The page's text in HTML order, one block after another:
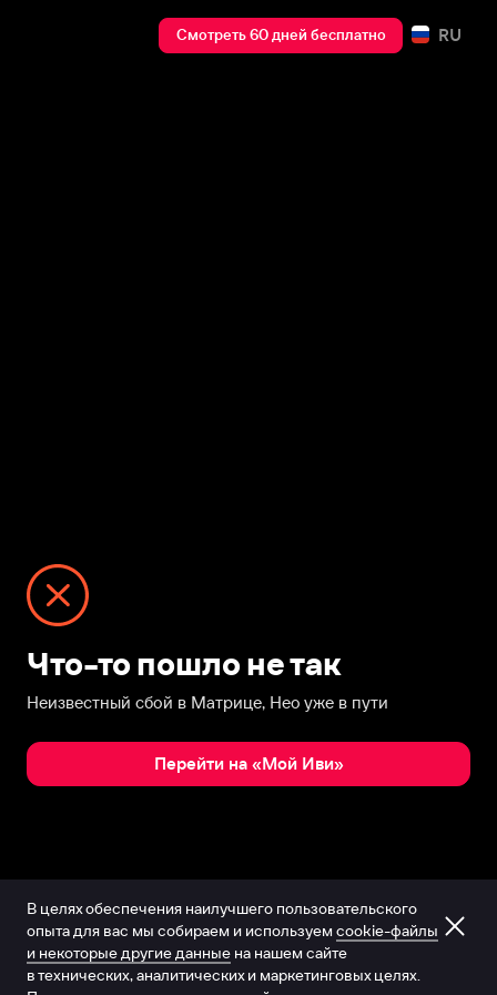
Смотреть 60 дней бесплатно RU
Что-то пошло не так
Неизвестный сбой в Матрице, Нео уже в пути
Перейти на «Мой Иви»
В целях обеспечения наилучшего пользовательского
опыта для вас мы собираем и используем cookie-файлы
и некоторые другие данные на нашем сайте
в технических, аналитических и маркетинговых целях.